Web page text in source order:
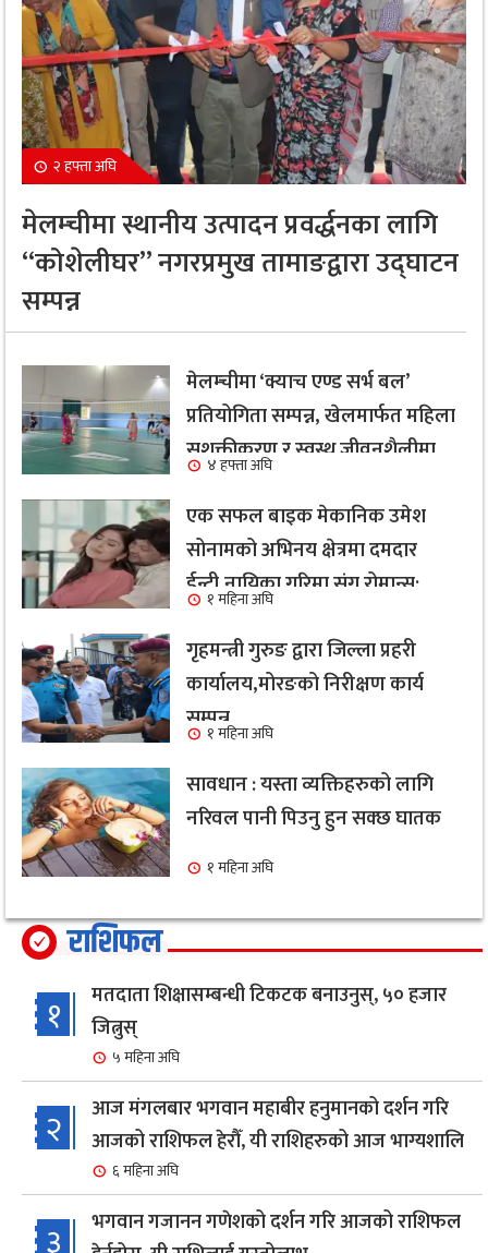
२ हफ्ता अघि
मेलम्चीमा स्थानीय उत्पादन प्रवर्द्धनका लागि
“कोशेलीघर” नगरप्रमुख तामाङद्वारा उद्घाटन
सम्पन्न
मेलम्चीमा ‘क्याच एण्ड सर्भ बल’
प्रतियोगिता सम्पन्न, खेलमार्फत महिला
सशक्तीकरण र स्वस्थ जीवनशैलीमा
जोड
४ हफ्ता अघि
एक सफल बाइक मेकानिक उमेश
सोनामको अभिनय क्षेत्रमा दमदार
ईन्ट्री,नायिका गरिमा संग रोमान्स:
हेर्नुहोस भिडियो ।
१ महिना अघि
गृहमन्त्री गुरुङ द्वारा जिल्ला प्रहरी
कार्यालय,मोरङको निरीक्षण कार्य
सम्पन्न१ महिना अघि
सावधान : यस्ता व्यक्तिहरुको लागि
नरिवल पानी पिउनु हुन सक्छ घातक
१ महिना अघि
राशिफल
१
मतदाता शिक्षासम्बन्धी टिकटक बनाउनुस्, ५० हजार
जित्नुस्
५ महिना अघि
२
आज मंगलबार भगवान महाबीर हनुमानको दर्शन गरि
आजको राशिफल हेरौँ, यी राशिहरुको आज भाग्यशालि
६ महिना अघि
भगवान गजानन गणेशको दर्शन गरि आजको राशिफल